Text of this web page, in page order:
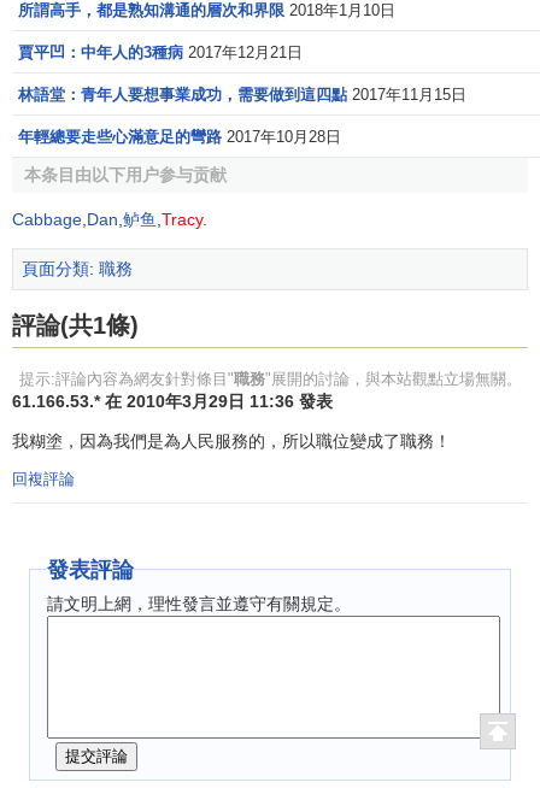
所謂高手，都是熟知溝通的層次和界限 2018年1月10日
賈平凹：中年人的3種病 2017年12月21日
林語堂：青年人要想事業成功，需要做到這四點 2017年11月15日
年輕總要走些心滿意足的彎路 2017年10月28日
本条目由以下用户参与贡献
Cabbage Dan 鲈鱼 Tracy.
頁面分類: 職務
評論(共1條)
提示:評論內容為網友針對條目"職務"展開的討論，與本站觀點立場無關。
61.166.53.* 在 2010年3月29日 11:36 發表
我糊塗，因為我們是為人民服務的，所以職位變成了職務！
回複評論
發表評論
請文明上網，理性發言並遵守有關規定。